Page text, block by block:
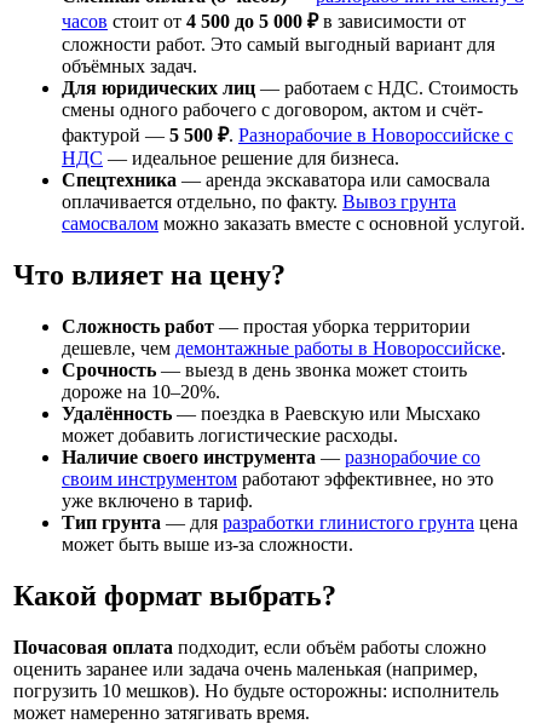
часов стоит от 4 500 до 5 000 ₽в зависимости от
сложности работ. Это самый выгодный вариант для
объёмных задач.
Для юридических лиц — работаем с НДС. Стоимость
смены одного рабочего с договором, актом и счёт-
фактурой — 5 500 ₽. Разнорабочие в Новороссийске с
НДС — идеальное решение для бизнеса.
Спецтехника — аренда экскаватора или самосвала
оплачивается отдельно, по факту. Вывоз грунта
самосвалом можно заказать вместе с основной услугой.
Что влияет на цену?
Сложность работ — простая уборка территории
дешевле, чем демонтажные работы в Новороссийске.
Срочность — выезд в день звонка может стоить
дороже на 10–20%.
Удалённость — поездка в Раевскую или Мысхако
может добавить логистические расходы.
Наличие своего инструмента — разнорабочие со
своим инструментом работают эффективнее, но это
уже включено в тариф.
Тип грунта — для разработки глинистого грунта цена
может быть выше из-за сложности.
Какой формат выбрать?
Почасовая оплата подходит, если объём работы сложно
оценить заранее или задача очень маленькая (например,
погрузить 10 мешков). Но будьте осторожны: исполнитель
может намеренно затягивать время.